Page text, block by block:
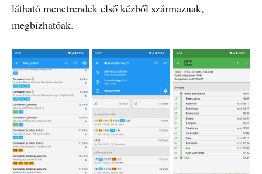
látható menetrendek első kézből származnak,
megbízhatóak.